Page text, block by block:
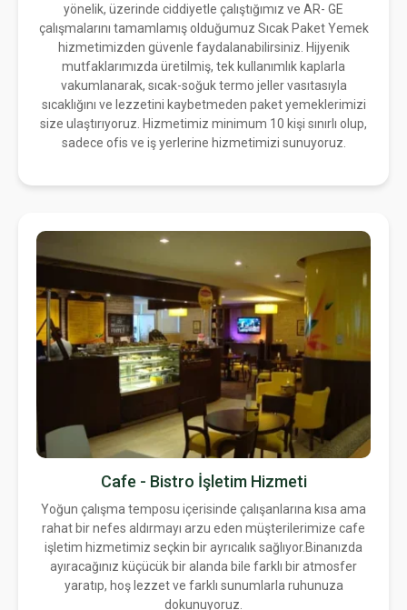
yönelik, üzerinde ciddiyetle çalıştığımız ve AR- GE
çalışmalarını tamamlamış olduğumuz Sıcak Paket Yemek
hizmetimizden güvenle faydalanabilirsiniz. Hijyenik
mutfaklarımızda üretilmiş, tek kullanımlık kaplarla
vakumlanarak, sıcak-soğuk termo jeller vasıtasıyla
sıcaklığını ve lezzetini kaybetmeden paket yemeklerimizi
size ulaştırıyoruz. Hizmetimiz minimum 10 kişi sınırlı olup,
sadece ofis ve iş yerlerine hizmetimizi sunuyoruz.
Cafe - Bistro İşletim Hizmeti
Yoğun çalışma temposu içerisinde çalışanlarına kısa ama
rahat bir nefes aldırmayı arzu eden müşterilerimize cafe
işletim hizmetimiz seçkin bir ayrıcalık sağlıyor.Binanızda
ayıracağınız küçücük bir alanda bile farklı bir atmosfer
yaratıp, hoş lezzet ve farklı sunumlarla ruhunuza
dokunuyoruz.